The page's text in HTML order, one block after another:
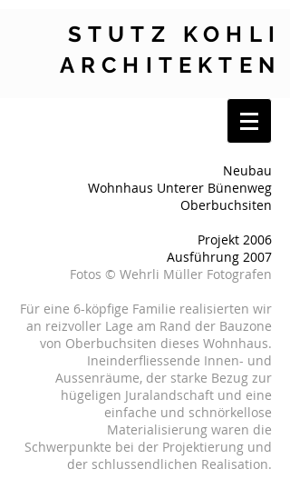
STUTZ KOHLI
ARCHITEKTEN
Neubau
Wohnhaus Unterer Bünenweg
Oberbuchsiten
Projekt 2006
Ausführung 2007
Fotos © Wehrli Müller Fotografen
Für eine 6-köpfige Familie realisierten wir
an reizvoller Lage am Rand der Bauzone
von Oberbuchsiten dieses Wohnhaus.
Ineinderfliessende Innen- und
Aussenräume, der starke Bezug zur
hügeligen Juralandschaft und eine
einfache und schnörkellose
Materialisierung waren die
Schwerpunkte bei der Projektierung und
der schlussendlichen Realisation.